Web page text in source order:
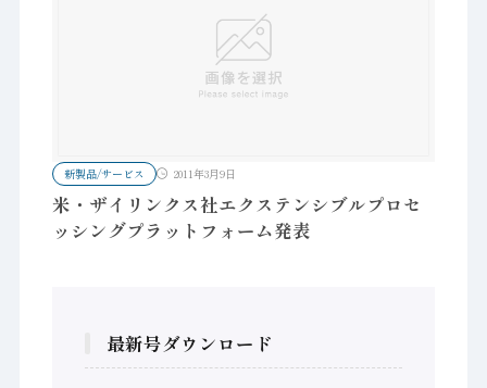
新製品/サービス 2011年3月9日
米・ザイリンクス社エクステンシブルプロセ
ッシングプラットフォーム発表
最新号ダウンロード